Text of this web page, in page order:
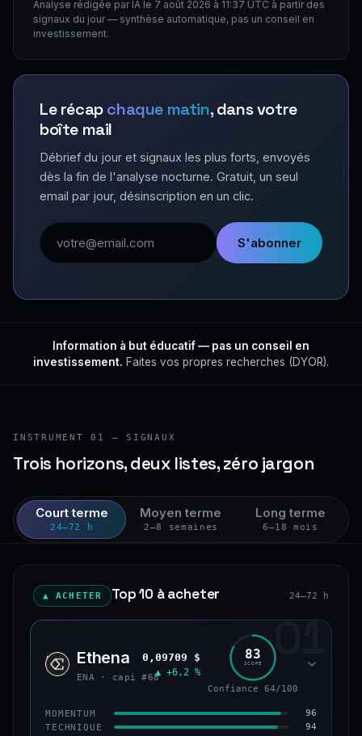
Analyse rédigée par IA le 7 août 2026 à 11:37 UTC à partir des
signaux du jour — synthèse automatique, pas un conseil en
investissement.
Le récapchaque matin, dans votre
boîte mail
Débrief du jour et signaux les plus forts, envoyés
dès la fin de l'analyse nocturne. Gratuit, un seul
email par jour, désinscription en un clic.
Adresse email
S'abonner
Information à but éducatif — pas un conseil en
investissement. Faites vos propres recherches (DYOR).
INSTRUMENT 01 — SIGNAUX
Trois horizons, deux listes, zéro jargon
Court terme
24–72 h
Moyen terme
2–8 semaines
Long terme
6–18 mois
▲ ACHETER Top 10 à acheter 24–72 h
01
ENA Ethena
ENA · capi #68
0,09709 $
▲ +6,2 %
83
SCORE
Confiance 64/100
MOMENTUM 96
TECHNIQUE 94